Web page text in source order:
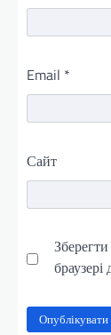
Email *
Сайт